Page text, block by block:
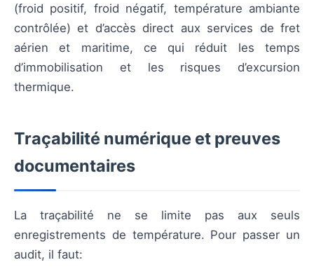
(froid positif, froid négatif, température ambiante
contrôlée) et d’accès direct aux services de fret
aérien et maritime, ce qui réduit les temps
d’immobilisation et les risques d’excursion
thermique.
Traçabilité numérique et preuves
documentaires
La traçabilité ne se limite pas aux seuls
enregistrements de température. Pour passer un
audit, il faut: